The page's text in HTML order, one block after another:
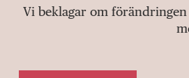
Vi beklagar om